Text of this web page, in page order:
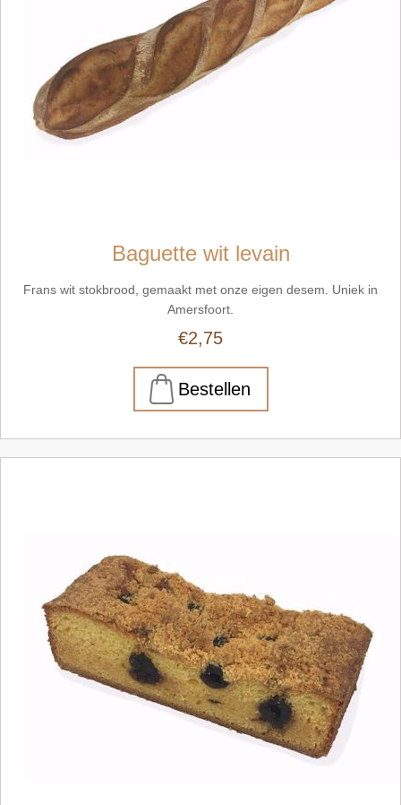
Baguette wit levain
Frans wit stokbrood, gemaakt met onze eigen desem. Uniek in
Amersfoort.
€2,75